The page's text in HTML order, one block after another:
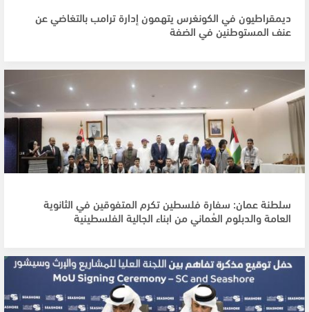
ديمقراطيون في الكونغرس يتهمون إدارة ترامب بالتغاضي عن
عنف المستوطنين في الضفة
سلطنة عمان: سفارة فلسطين تكرم المتفوقين في الثانوية
العامة والدبلوم العُماني من ابناء الجالية الفلسطينية